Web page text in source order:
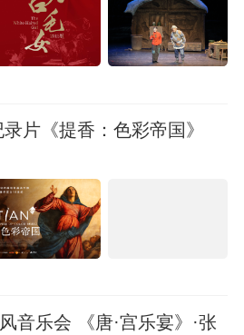
片《提香：色彩帝国》
音乐会 《唐·宫乐宴》·张